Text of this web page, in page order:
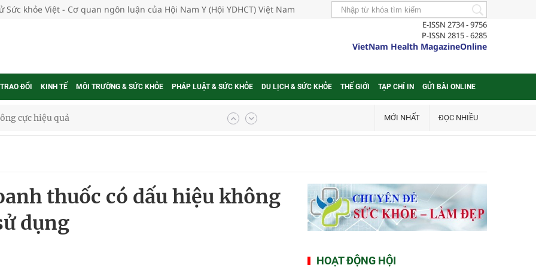
Sức khỏe Việt - Cơ quan ngôn luận của Hội Nam Y (Hội YDHCT) Việt Nam
E-ISSN 2734 - 9756
P-ISSN 2815 - 6285
VietNam Health MagazineOnline
ĐỔI KINH TẾ MÔI TRƯỜNG & SỨC KHỎE PHÁP LUẬT & SỨC KHỎE DU LỊCH & SỨC KHỎE THẾ GIỚI TẠP CHÍ IN GỬI BÀI ONLINE
gia
ung thư
Của Các Loài Nhân Sâm (Panax Spp.): Tổng
MỚI NHẤT ĐỌC NHIỀU
thuốc có dấu hiệu không
dụng
HOẠT ĐỘNG HỘI